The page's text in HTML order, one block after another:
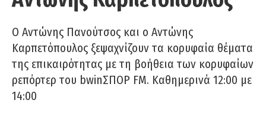
Ο Αντώνης Πανούτσος και ο Αντώνης
Καρπετόπουλος ξεψαχνίζουν τα κορυφαία θέματα
της επικαιρότητας με τη βοήθεια των κορυφαίων
ρεπόρτερ του bwinΣΠΟΡ FM. Καθημερινά 12:00 με
14:00